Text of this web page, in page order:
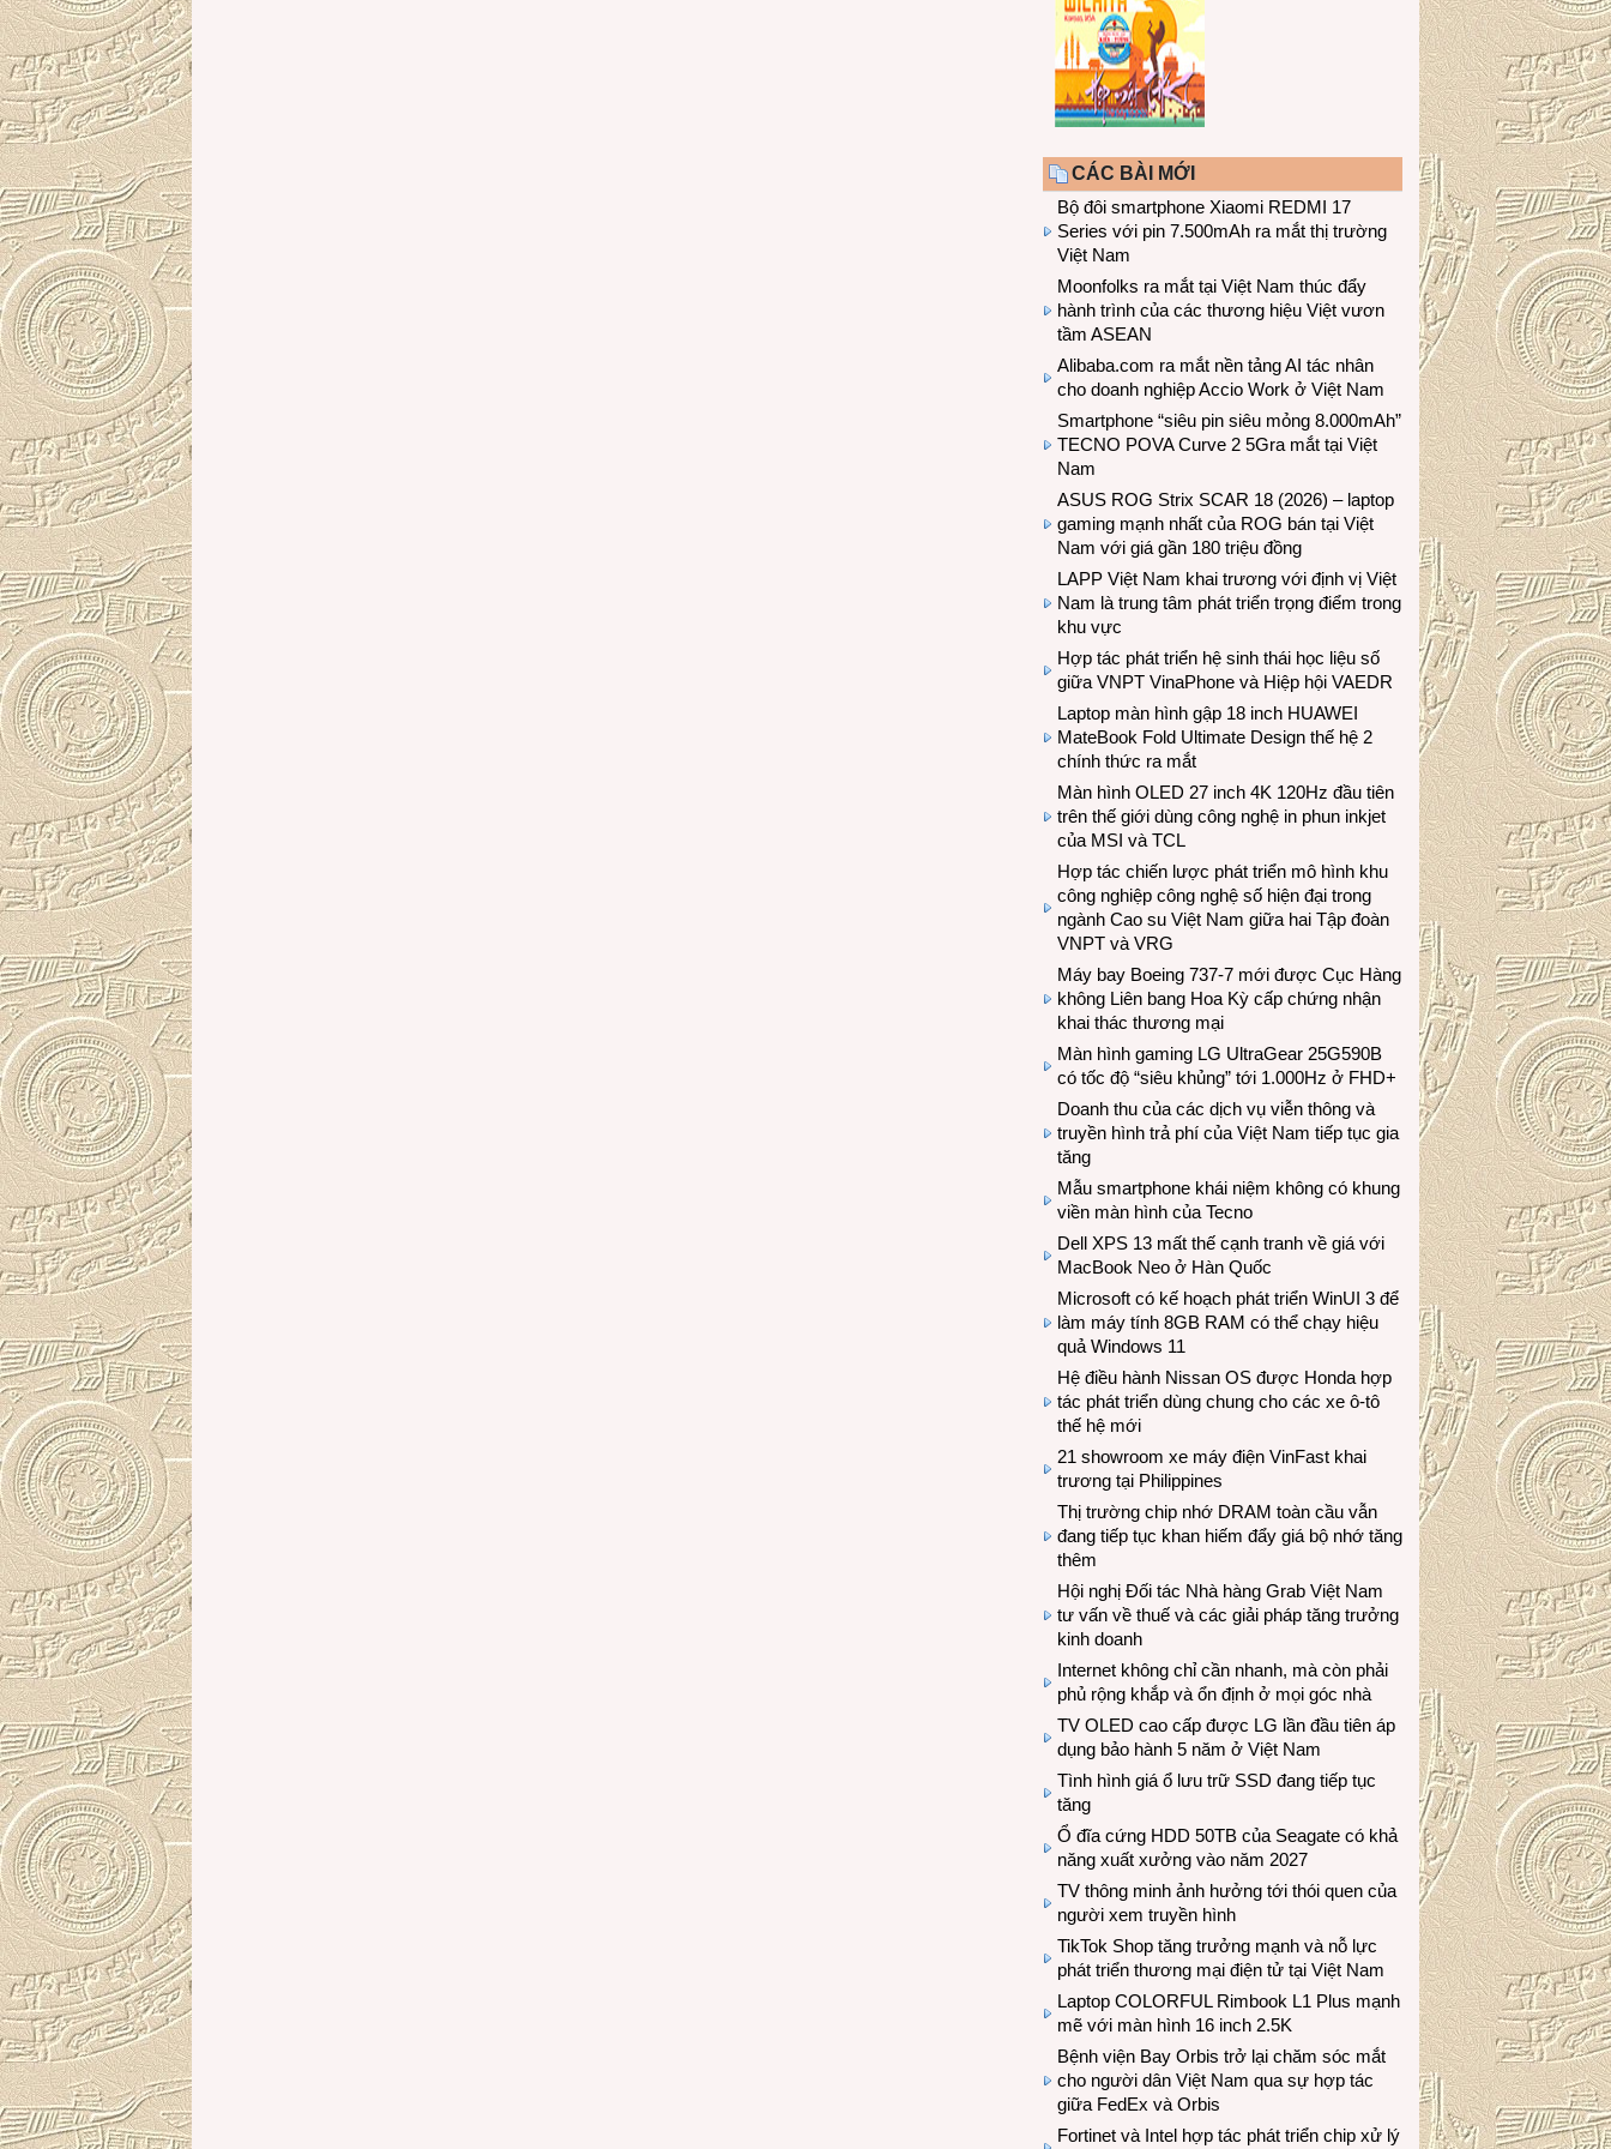
CÁC BÀI MỚI
Bộ đôi smartphone Xiaomi REDMI 17
Series với pin 7.500mAh ra mắt thị trường
Việt Nam
Moonfolks ra mắt tại Việt Nam thúc đẩy
hành trình của các thương hiệu Việt vươn
tầm ASEAN
Alibaba.com ra mắt nền tảng AI tác nhân
cho doanh nghiệp Accio Work ở Việt Nam
Smartphone “siêu pin siêu mỏng 8.000mAh”
TECNO POVA Curve 2 5Gra mắt tại Việt
Nam
ASUS ROG Strix SCAR 18 (2026) – laptop
gaming mạnh nhất của ROG bán tại Việt
Nam với giá gần 180 triệu đồng
LAPP Việt Nam khai trương với định vị Việt
Nam là trung tâm phát triển trọng điểm trong
khu vực
Hợp tác phát triển hệ sinh thái học liệu số
giữa VNPT VinaPhone và Hiệp hội VAEDR
Laptop màn hình gập 18 inch HUAWEI
MateBook Fold Ultimate Design thế hệ 2
chính thức ra mắt
Màn hình OLED 27 inch 4K 120Hz đầu tiên
trên thế giới dùng công nghệ in phun inkjet
của MSI và TCL
Hợp tác chiến lược phát triển mô hình khu
công nghiệp công nghệ số hiện đại trong
ngành Cao su Việt Nam giữa hai Tập đoàn
VNPT và VRG
Máy bay Boeing 737-7 mới được Cục Hàng
không Liên bang Hoa Kỳ cấp chứng nhận
khai thác thương mại
Màn hình gaming LG UltraGear 25G590B
có tốc độ “siêu khủng” tới 1.000Hz ở FHD+
Doanh thu của các dịch vụ viễn thông và
truyền hình trả phí của Việt Nam tiếp tục gia
tăng
Mẫu smartphone khái niệm không có khung
viền màn hình của Tecno
Dell XPS 13 mất thế cạnh tranh về giá với
MacBook Neo ở Hàn Quốc
Microsoft có kế hoạch phát triển WinUI 3 để
làm máy tính 8GB RAM có thể chạy hiệu
quả Windows 11
Hệ điều hành Nissan OS được Honda hợp
tác phát triển dùng chung cho các xe ô-tô
thế hệ mới
21 showroom xe máy điện VinFast khai
trương tại Philippines
Thị trường chip nhớ DRAM toàn cầu vẫn
đang tiếp tục khan hiếm đẩy giá bộ nhớ tăng
thêm
Hội nghị Đối tác Nhà hàng Grab Việt Nam
tư vấn về thuế và các giải pháp tăng trưởng
kinh doanh
Internet không chỉ cần nhanh, mà còn phải
phủ rộng khắp và ổn định ở mọi góc nhà
TV OLED cao cấp được LG lần đầu tiên áp
dụng bảo hành 5 năm ở Việt Nam
Tình hình giá ổ lưu trữ SSD đang tiếp tục
tăng
Ổ đĩa cứng HDD 50TB của Seagate có khả
năng xuất xưởng vào năm 2027
TV thông minh ảnh hưởng tới thói quen của
người xem truyền hình
TikTok Shop tăng trưởng mạnh và nỗ lực
phát triển thương mại điện tử tại Việt Nam
Laptop COLORFUL Rimbook L1 Plus mạnh
mẽ với màn hình 16 inch 2.5K
Bệnh viện Bay Orbis trở lại chăm sóc mắt
cho người dân Việt Nam qua sự hợp tác
giữa FedEx và Orbis
Fortinet và Intel hợp tác phát triển chip xử lý